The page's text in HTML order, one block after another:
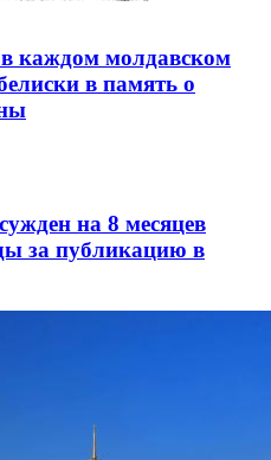
каждом молдавском
в память о
на 8 месяцев
за публикацию в